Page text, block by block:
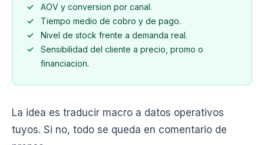
AOV y conversion por canal.
Tiempo medio de cobro y de pago.
Nivel de stock frente a demanda real.
Sensibilidad del cliente a precio, promo o
financiacion.
La idea es traducir macro a datos operativos
tuyos. Si no, todo se queda en comentario de